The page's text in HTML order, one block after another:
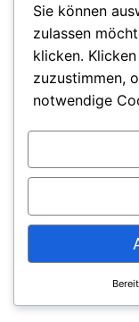
Blog über
Kultur,
Leben in
© 2025
aus
Sie können
zulassen
klicken.
zuzustimmen,
notwendige